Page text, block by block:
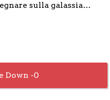
sulla galassia…
0